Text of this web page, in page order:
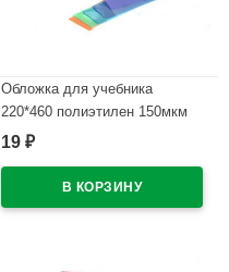
Обложка для учебника
220*460 полиэтилен 150мкм
универсальнаяМ арт У 22
19 ₽